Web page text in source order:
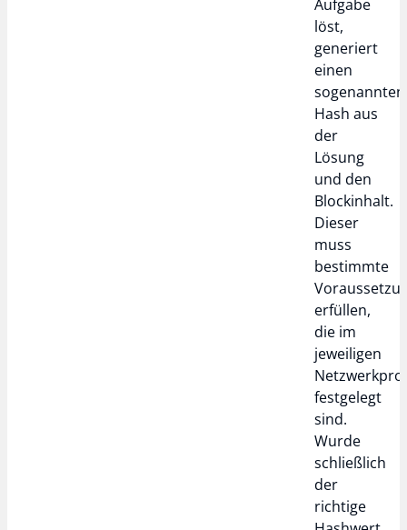
Aufgabe
löst,
generiert
einen
sogenannten
Hash aus
der
Lösung
und den
Blockinhalt.
Dieser
muss
bestimmte
erfüllen,
die im
jeweiligen
festgelegt
sind.
Wurde
schließlich
der
richtige